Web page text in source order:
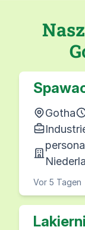
Gotha
Vor 5 Tagen